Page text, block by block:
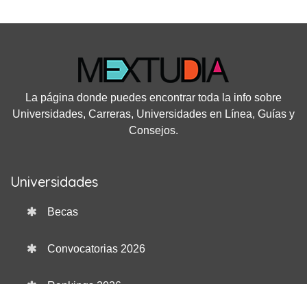
La página donde puedes encontrar toda la info sobre
Universidades, Carreras, Universidades en Línea, Guías y
Consejos.
Universidades
Becas
Convocatorias 2026